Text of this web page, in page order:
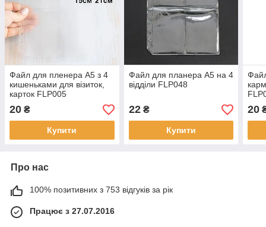
Файл для пленера А5 з 4
кишеньками для візиток,
карток FLP005
20 ₴
Купити
Файл для планера А5 на 4
відділи FLP048
22₴
Купити
20
Про нас
100% позитивних з 753 відгуків за рік
Працює з 27.07.2016